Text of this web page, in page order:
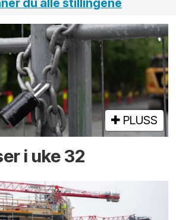
du alle stillingene
PLUSS
i uke 32